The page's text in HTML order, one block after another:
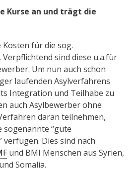
Kurse an und trägt die
für die sog.
sind diese u.a.für
Um nun auch schon
laufenden Asylverfahrens
Integration und Teilhabe zu
auch Asylbewerber ohne
daran teilnehmen,
sogenannte “gute
verfügen. Dies sind nach
und BMI Menschen aus Syrien,
Somalia.